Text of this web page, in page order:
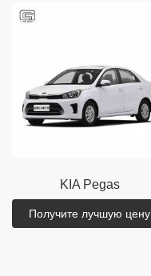
KIA Pegas
Получите лучшую цену